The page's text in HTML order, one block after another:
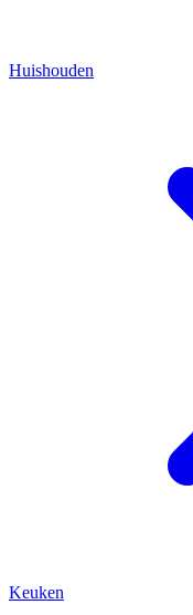
Huishouden
Keuken